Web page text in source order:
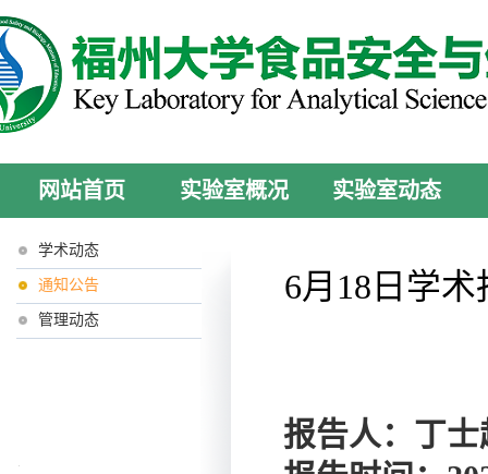
网站首页 实验室概况 实验室动态
学术动态
通知公告
管理动态
6月18日学
报告人： 丁士